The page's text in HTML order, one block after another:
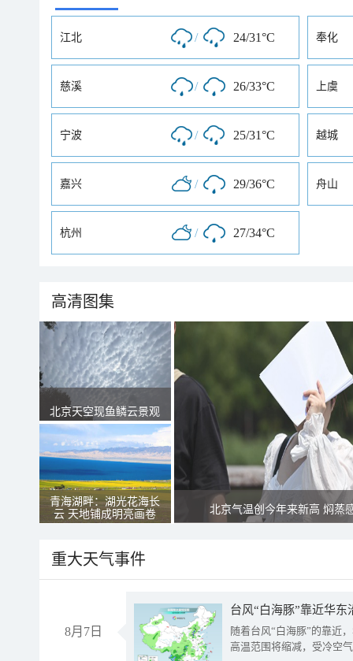
江北 / 24/31°C 奉化
慈溪 / 26/33°C 上虞
宁波 / 25/31°C 越城
嘉兴 / 29/36°C 舟山
杭州 / 27/34°C
高清图集
北京天空现鱼鳞云景观
青海湖畔：湖光花海长
云 天地铺成明亮画卷
北京气温创今年来新高 焖蒸
重大天气事件
8月7日
台风“白海豚”靠近华
随着台风“白海豚”的靠近
高温范围将缩减，受冷空